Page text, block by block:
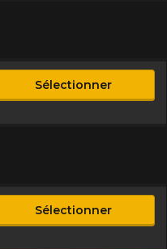
Sélectionner
Sélectionner